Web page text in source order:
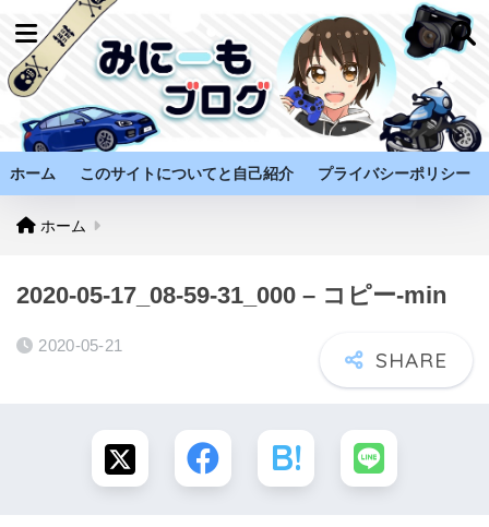
ホーム このサイトについてと自己紹介 プライバシーポリシー
ホーム
2020-05-17_08-59-31_000 – コピー-min
2020-05-21